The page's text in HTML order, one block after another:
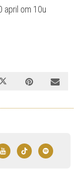
april om 10u